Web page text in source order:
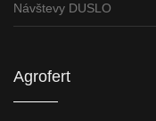
Návštevy DUSLO
Agrofert